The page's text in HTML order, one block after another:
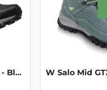
W Vectiv Exploris FL - Black Meld Grey